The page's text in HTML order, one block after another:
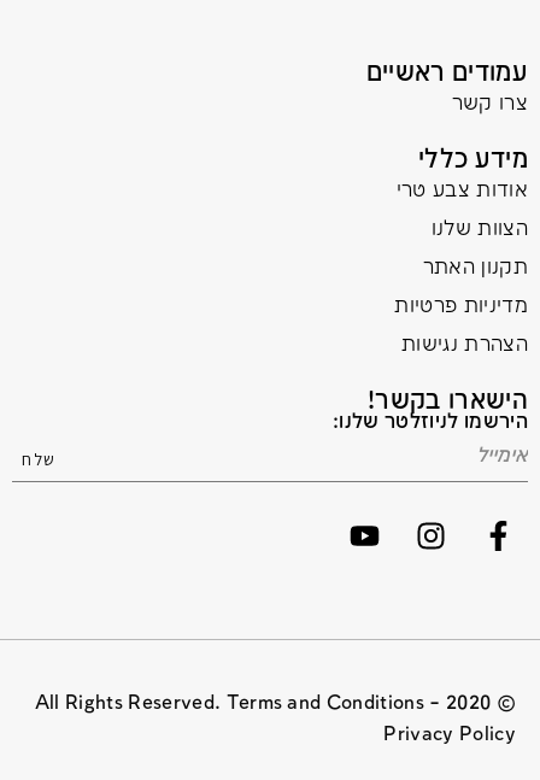
עמודים ראשיים
צרו קשר
מידע כללי
אודות צבע טרי
הצוות שלנו
תקנון האתר
מדיניות פרטיות
הצהרת נגישות
הישארו בקשר!
הירשמו לניוזלטר שלנו:
© 2020 All Rights Reserved. Terms and Conditions –
Privacy Policy